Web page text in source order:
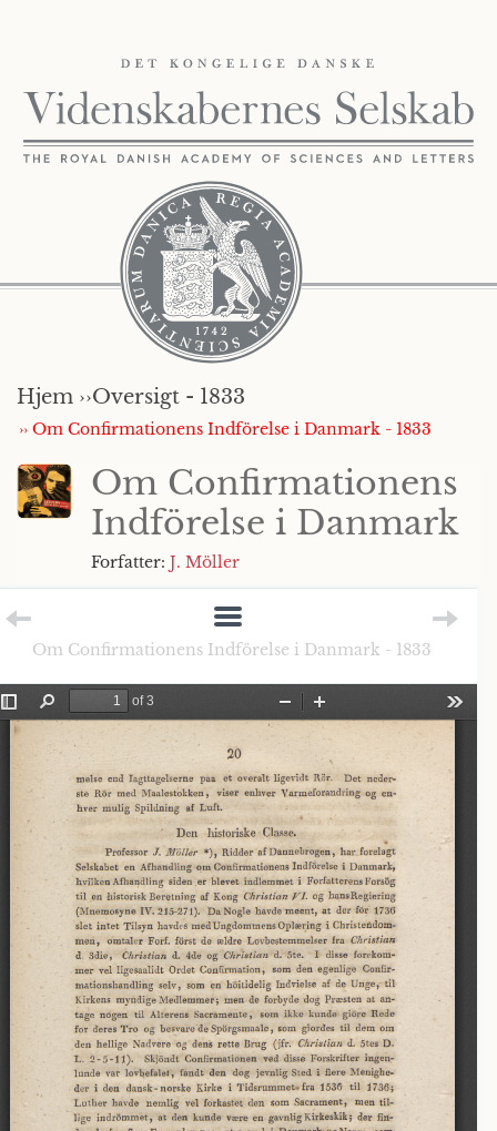
Hjem ››Oversigt - 1833
›› Om Confirmationens Indförelse i Danmark - 1833
Om Confirmationens
Indförelse i Danmark
Forfatter: J. Möller
Om Confirmationens Indförelse i Danmark - 1833